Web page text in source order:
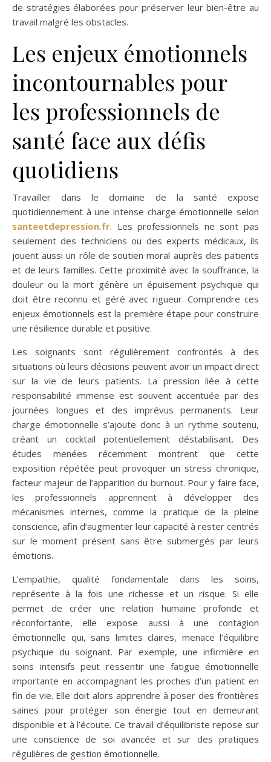
de stratégies élaborées pour préserver leur bien-être au
travail malgré les obstacles.
Les enjeux émotionnels
incontournables pour
les professionnels de
santé face aux défis
quotidiens
Travailler dans le domaine de la santé expose
quotidiennement à une intense charge émotionnelle selon
santeetdepression.fr. Les professionnels ne sont pas
seulement des techniciens ou des experts médicaux, ils
jouent aussi un rôle de soutien moral auprès des patients
et de leurs familles. Cette proximité avec la souffrance, la
douleur ou la mort génère un épuisement psychique qui
doit être reconnu et géré avec rigueur. Comprendre ces
enjeux émotionnels est la première étape pour construire
une résilience durable et positive.
Les soignants sont régulièrement confrontés à des
situations où leurs décisions peuvent avoir un impact direct
sur la vie de leurs patients. La pression liée à cette
responsabilité immense est souvent accentuée par des
journées longues et des imprévus permanents. Leur
charge émotionnelle s’ajoute donc à un rythme soutenu,
créant un cocktail potentiellement déstabilisant. Des
études menées récemment montrent que cette
exposition répétée peut provoquer un stress chronique,
facteur majeur de l’apparition du burnout. Pour y faire face,
les professionnels apprennent à développer des
mécanismes internes, comme la pratique de la pleine
conscience, afin d’augmenter leur capacité à rester centrés
sur le moment présent sans être submergés par leurs
émotions.
L’empathie, qualité fondamentale dans les soins,
représente à la fois une richesse et un risque. Si elle
permet de créer une relation humaine profonde et
réconfortante, elle expose aussi à une contagion
émotionnelle qui, sans limites claires, menace l’équilibre
psychique du soignant. Par exemple, une infirmière en
soins intensifs peut ressentir une fatigue émotionnelle
importante en accompagnant les proches d’un patient en
fin de vie. Elle doit alors apprendre à poser des frontières
saines pour protéger son énergie tout en demeurant
disponible et à l’écoute. Ce travail d’équilibriste repose sur
une conscience de soi avancée et sur des pratiques
régulières de gestion émotionnelle.